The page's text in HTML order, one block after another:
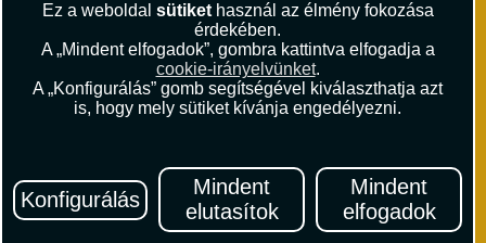
Ez a weboldal sütikethasznál az élmény fokozása
érdekében.
A „Mindent elfogadok”, gombra kattintva elfogadja a
cookie-irányelvünket.
A „Konfigurálás” gomb segítségével kiválaszthatja azt
is, hogy mely sütiket kívánja engedélyezni.
Konfigurálás
Mindent
elutasítok
Mindent
elfogadok
Utazási Csomag Szerződési Feltételek
Útlemondás-biztosítás Szerződési Feltételek
Utasbiztosítás Szerződési Feltételek
Repülőjegy Szerződési Feltételek
Adatvédelem
Hírlevél
Iratkozzon fel Magyarország egyik legszínesebb utazási